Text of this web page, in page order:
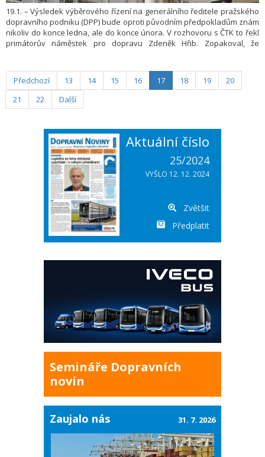
19.1. – Výsledek výběrového řízení na generálního ředitele pražského
dopravního podniku (DPP) bude oproti původním předpokladům znám
nikoliv do konce ledna, ale do konce února. V rozhovoru s ČTK to řekl
primátorův náměstek pro dopravu Zdeněk Hřib. Zopakoval, že
Předchozí
13 14 15 16 17 18 19
20
21
22 Další
Aktuální číslo
25/2024
VYŠLO 12. 12. 2024
Zvětšit
Předplatit
Semináře Dopravních
novin
Zaujalo nás 31. 7. 2026